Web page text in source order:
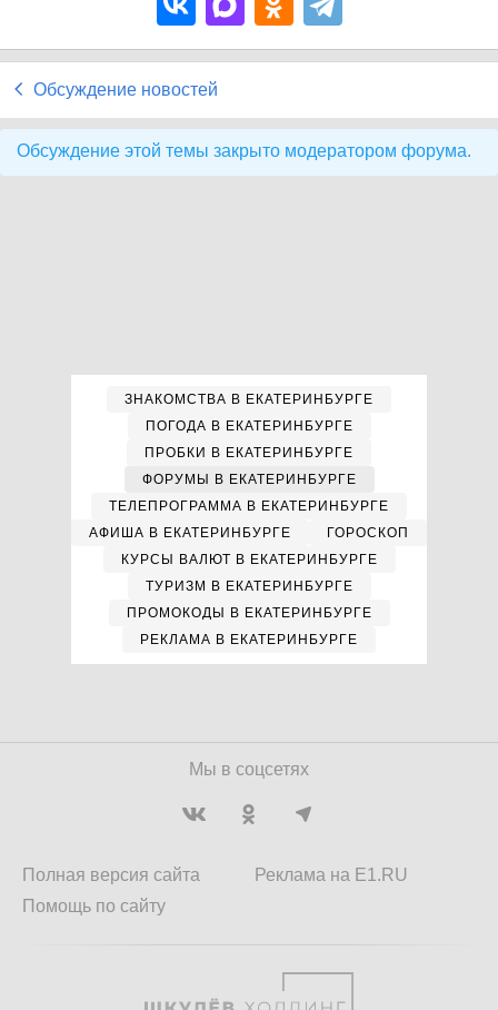
Обсуждение новостей
Обсуждение этой темы закрыто модератором форума.
ЗНАКОМСТВА В ЕКАТЕРИНБУРГЕ
ПОГОДА В ЕКАТЕРИНБУРГЕ
ПРОБКИ В ЕКАТЕРИНБУРГЕ
ФОРУМЫ В ЕКАТЕРИНБУРГЕ
ТЕЛЕПРОГРАММА В ЕКАТЕРИНБУРГЕ
АФИША В ЕКАТЕРИНБУРГЕ
ГОРОСКОП
КУРСЫ ВАЛЮТ В ЕКАТЕРИНБУРГЕ
ТУРИЗМ В ЕКАТЕРИНБУРГЕ
ПРОМОКОДЫ В ЕКАТЕРИНБУРГЕ
РЕКЛАМА В ЕКАТЕРИНБУРГЕ
Мы в соцсетях
Полная версия сайта
Помощь по сайту
Реклама на E1.RU